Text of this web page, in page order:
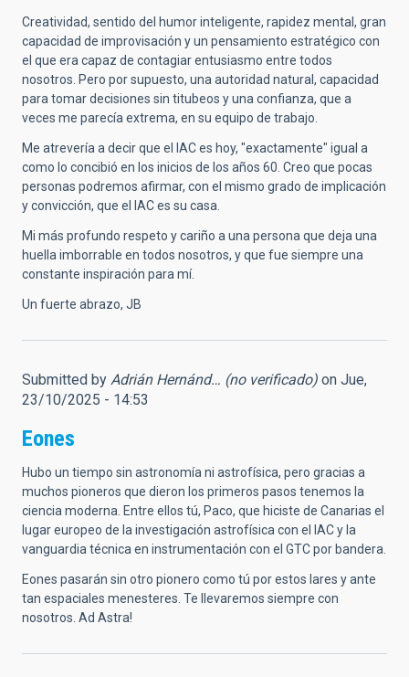
Creatividad, sentido del humor inteligente, rapidez mental, gran
capacidad de improvisación y un pensamiento estratégico con
el que era capaz de contagiar entusiasmo entre todos
nosotros. Pero por supuesto, una autoridad natural, capacidad
para tomar decisiones sin titubeos y una confianza, que a
veces me parecía extrema, en su equipo de trabajo.
Me atrevería a decir que el IAC es hoy, "exactamente" igual a
como lo concibió en los inicios de los años 60. Creo que pocas
personas podremos afirmar, con el mismo grado de implicación
y convicción, que el IAC es su casa.
Mi más profundo respeto y cariño a una persona que deja una
huella imborrable en todos nosotros, y que fue siempre una
constante inspiración para mí.
Un fuerte abrazo, JB
Submitted by Adrián Hernánd… (no verificado) on Jue,
23/10/2025 - 14:53
Eones
Hubo un tiempo sin astronomía ni astrofísica, pero gracias a
muchos pioneros que dieron los primeros pasos tenemos la
ciencia moderna. Entre ellos tú, Paco, que hiciste de Canarias el
lugar europeo de la investigación astrofísica con el IAC y la
vanguardia técnica en instrumentación con el GTC por bandera.
Eones pasarán sin otro pionero como tú por estos lares y ante
tan espaciales menesteres. Te llevaremos siempre con
nosotros. Ad Astra!